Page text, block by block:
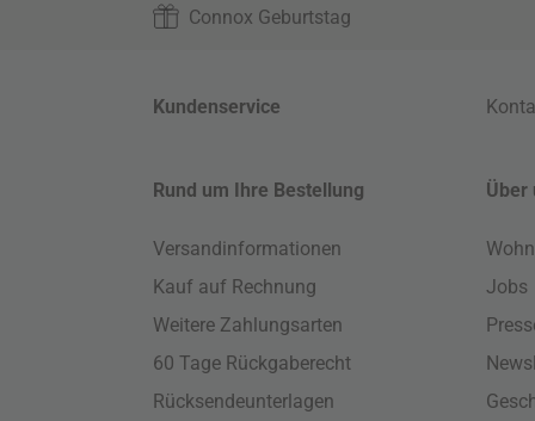
Connox Geburtstag
Kundenservice
Rund um Ihre Bestellung
Versandinformationen
Kauf auf Rechnung
Weitere Zahlungsarten
60 Tage Rückgaberecht
Rücksendeunterlagen
Über
Jobs